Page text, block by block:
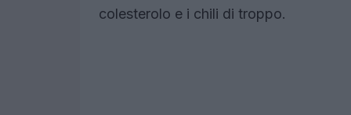
colesterolo e i chili di troppo.